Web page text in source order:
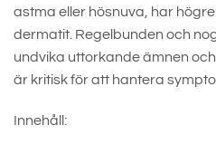
astma eller hösnuva, har
dermatit. Regelbunden och
undvika uttorkande ämnen
är kritisk för att hantera
Innehåll: